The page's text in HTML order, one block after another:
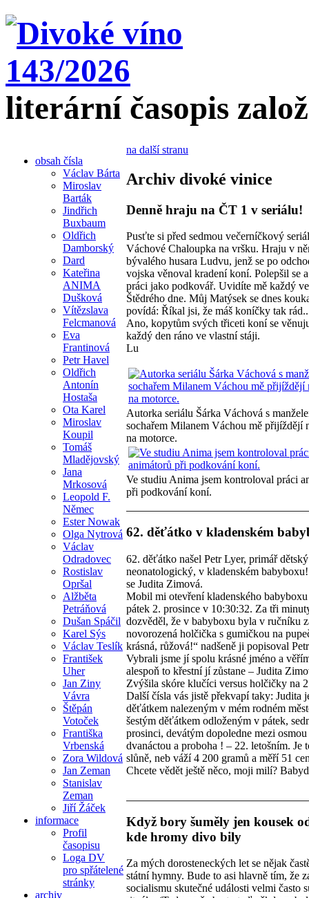
literární časopis
obsah čísla
Václav Bárta
Miroslav
Barták
Jindřich
Buxbaum
Oldřich
Damborský
Dard
Kateřina
ANIMA
Dušková
Vítězslava
Felcmanová
Eva
Frantinová
Petr Havel
Oldřich
Antonín
Hostaša
Ota Karel
Miroslav
Koupil
Tomáš
Mladějovský
Jana
Mrkosová
Leopold F.
Němec
Ester Nowak
Olga Nytrová
Václav
Odradovec
Rostislav
Opršal
Alžběta
Petráňová
Dušan Spáčil
Karel Sýs
Václav Teslík
František
Uher
Jan Ziny
Vávra
Štěpán
Votoček
Františka
Vrbenská
Zora Wildová
Jan Zeman
Stanislav
Zeman
Jiří Žáček
informace
Profil
časopisu
Loga DV
pro spřátelené
stránky
archiv
na další stranu
Archiv divoké vinice
Denně hraju na ČT 1 v seriálu!
Pusťte si před sedmou večerníčkový
Váchové Chaloupka na vršku. Hraju v
bývalého husara Ludvu, jenž se po
vojska věnoval kradení koní. Polepšil se
práci jako podkovář. Uvidíte mě každý
Štědrého dne. Můj Matýsek se dnes
povídá: Říkal jsi, že máš koníčky tak
Ano, kopytům svých třiceti koní se
každý den ráno ve vlastní stáji.
Lu
Autorka seriálu Šárka Váchová s
sochařem Milanem Váchou mě přijíždějí
na motorce.
Ve studiu Anima jsem kontroloval práci
při podkování koní.
62. děťátko v kladenském
62. děťátko našel Petr Lyer, primář
neonatologický, v kladenském
se Judita Zimová.
Mobil mi otevření kladenského
pátek 2. prosince v 10:30:32. Za tři
dozvěděl, že v babyboxu byla v ručníku
novorozená holčička s gumičkou na
krásná, růžová!“ nadšeně ji popisoval
Vybrali jsme jí spolu krásné jméno a
alespoň to křestní jí zůstane – Judita
Zvýšila skóre klučíci versus holčičky na
Další čísla vás jistě překvapí taky: Judita
děťátkem nalezeným v mém rodném
šestým děťátkem odloženým v pátek,
prosinci, devátým dopoledne mezi osmou
dvanáctou a proboha ! – 22. letošním. Je
slůně, neb váží 4 200 gramů a měří 51
Chcete vědět ještě něco, moji milí?
Když bory šuměly jen kousek
kde hromy divo bily
Za mých dorosteneckých let se nějak
státní hymny. Bude to asi hlavně tím, že
socialismu skutečné události velmi často